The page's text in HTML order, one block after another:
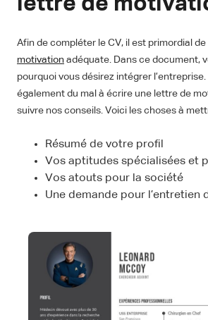
Afin de compléter le CV, il est primordial
motivation adéquate. Dans ce document,
pourquoi vous désirez intégrer l’entreprise.
également du mal à écrire une lettre de
suivre nos conseils. Voici les choses à
Résumé de votre profil
Vos aptitudes spécialisées et
Vos atouts pour la société
Une demande pour l’entretien